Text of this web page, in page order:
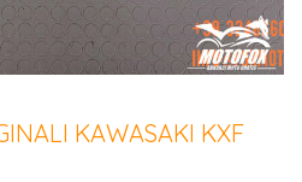
KAWASAKI KXF